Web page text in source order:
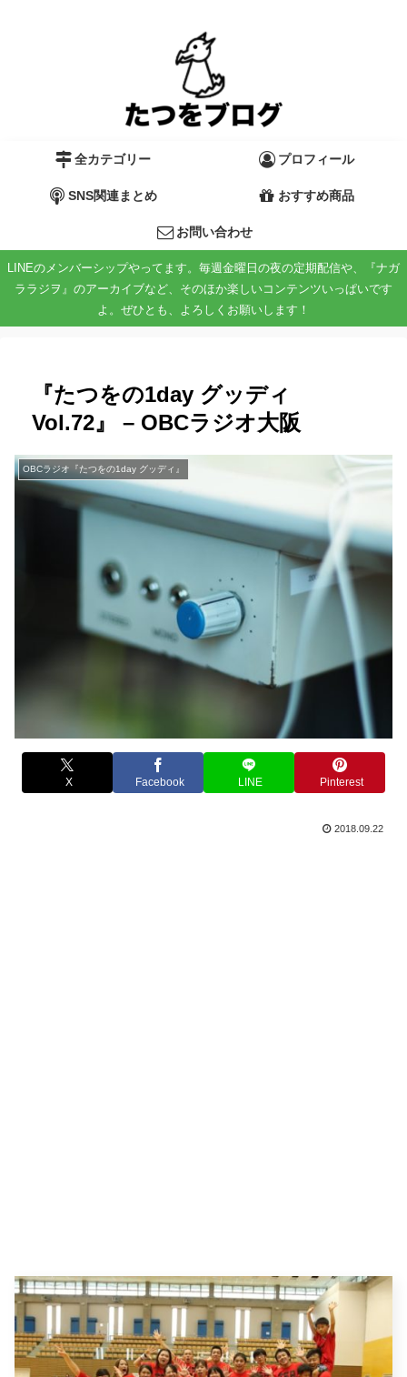
全カテゴリー プロフィール
SNS関連まとめ おすすめ商品
お問い合わせ
LINEのメンバーシップやってます。毎週金曜日の夜の定期配信や、『ナガ
ララジヲ』のアーカイブなど、そのほか楽しいコンテンツいっぱいです
よ。ぜひとも、よろしくお願いします！
『たつをの1day グッディ
Vol.72』 – OBCラジオ大阪
OBCラジオ『たつをの1day グッディ』
X Facebook LINE Pinterest
2018.09.22